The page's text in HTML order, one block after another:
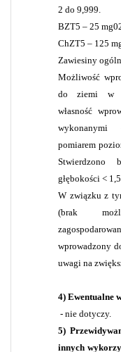
2 do 9,999.
BZT5 – 25
ChZT5 – 125
Zawiesiny
Możliwość
do ziemi w
własność
wykonanymi
pomiarem
Stwierdzono
głębokości < 1,5
W związku z
(brak
wprowadzony
uwagi na
4) Ewentualne
- nie dotyczy.
5)
innych